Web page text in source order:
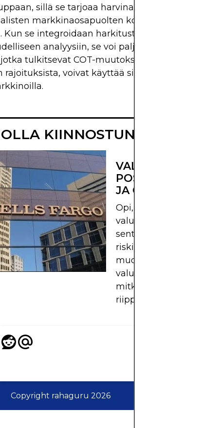
sillä se tarjoaa harvinaisen näkymän
markkinaosapuolten kollektiiviseen
Kun se integroidaan harkitusti tekniseen ja
analyysiin, se voi paljastaa arvokkaita
tulkitsevat COT-muutoksia
rajoituksista, voivat käyttää sitä parantaakseen
KIINNOSTUNUT MYÖS
POSITIONOINTI,
JA OTSIKOT
Opi, miten
valuuttamarkkinoiden
sentimentti,
riskitrendit ja otsikot
muokkaavat
valuuttamarkkinoita –
mitkä ovat liiallisen
riippuvuuden
Copyright rahaguru 2026